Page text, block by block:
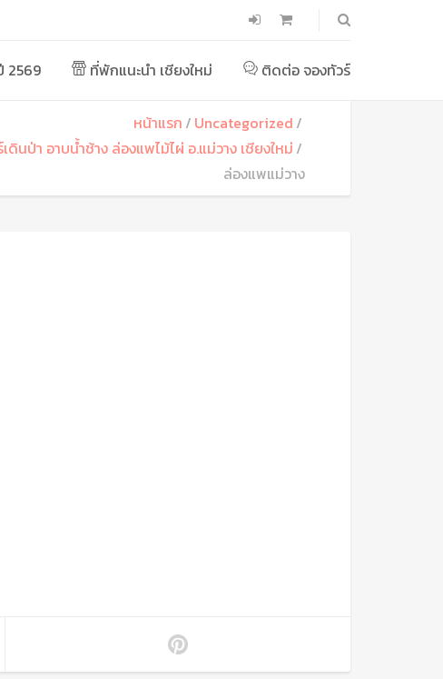
2569 ที่พักแนะนำ เชียงใหม่ ติดต่อ จองทัวร์
หน้าแรก
Uncategorized
ดินป่า อาบน้ำช้าง ล่องแพไม้ไผ่ อ.แม่วาง เชียงใหม่
ล่องแพแม่วาง